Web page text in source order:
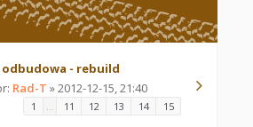
odbudowa - rebuild
Rad-T » 2012-12-15, 21:40
1 … 11 12 13 14 15